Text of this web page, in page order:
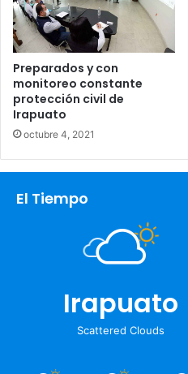
Preparados y con
monitoreo constante
protección civil de
Irapuato
octubre 4, 2021
El Tiempo
Irapuato
Scattered Clouds